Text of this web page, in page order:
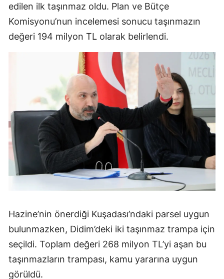
edilen ilk taşınmaz oldu. Plan ve Bütçe
Komisyonu’nun incelemesi sonucu taşınmazın
değeri 194 milyon TL olarak belirlendi.
Hazine’nin önerdiği Kuşadası’ndaki parsel uygun
bulunmazken, Didim’deki iki taşınmaz trampa için
seçildi. Toplam değeri 268 milyon TL’yi aşan bu
taşınmazların trampası, kamu yararına uygun
görüldü.